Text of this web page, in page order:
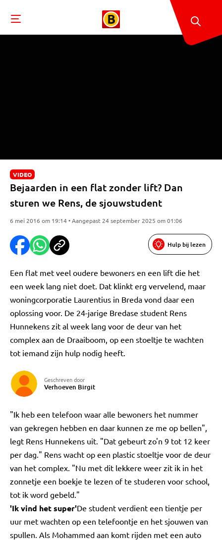
VIDEO
Bejaarden in een flat zonder lift? Dan
sturen we Rens, de sjouwstudent
6 mei 2016 om 19:14 • Aangepast 24 september 2025 om 01:06
Hulp bij lezen
Een flat met veel oudere bewoners en een lift die het
een week lang niet doet. Dat klinkt erg vervelend, maar
woningcorporatie Laurentius in Breda vond daar een
oplossing voor. De 24-jarige Bredase student Rens
Hunnekens zit al week lang voor de deur van het
complex aan de Draaiboom, op een stoeltje te wachten
tot iemand zijn hulp nodig heeft.
Geschreven door
Verhoeven Birgit
"Ik heb een telefoon waar alle bewoners het nummer
van gekregen hebben en daar kunnen ze me op bellen",
legt Rens Hunnekens uit. "Dat gebeurt zo'n 9 tot 12 keer
per dag." Rens wacht op een plastic stoeltje voor de deur
van het complex. "Nu met dit lekkere weer zit ik in het
zonnetje een boekje te lezen of te studeren voor school,
tot ik word gebeld."
'Ik vind het super'De student verdient een tientje per
uur met wachten op een telefoontje en het sjouwen van
spullen. Als Mohammed aan komt rijden met een auto